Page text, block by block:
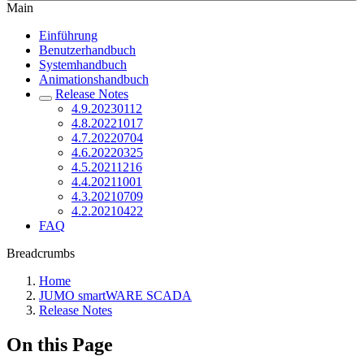
Main
Einführung
Benutzerhandbuch
Systemhandbuch
Animationshandbuch
Release Notes
4.9.20230112
4.8.20221017
4.7.20220704
4.6.20220325
4.5.20211216
4.4.20211001
4.3.20210709
4.2.20210422
FAQ
Breadcrumbs
Home
JUMO smartWARE SCADA
Release Notes
On this Page